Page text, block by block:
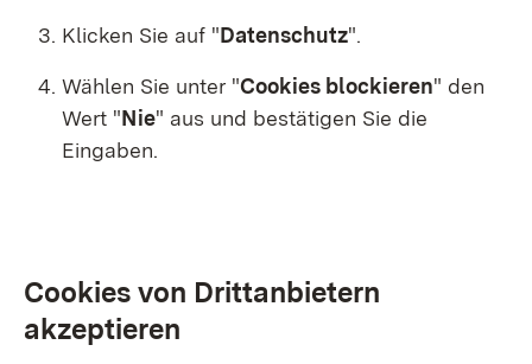
Klicken Sie auf "Datenschutz".
Wählen Sie unter "Cookies blockieren" den
Wert "Nie" aus und bestätigen Sie die
Eingaben.
Cookies von Drittanbietern
akzeptieren